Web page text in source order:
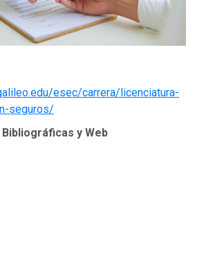
esec/carrera/licenciatura-
seguros/
y Web